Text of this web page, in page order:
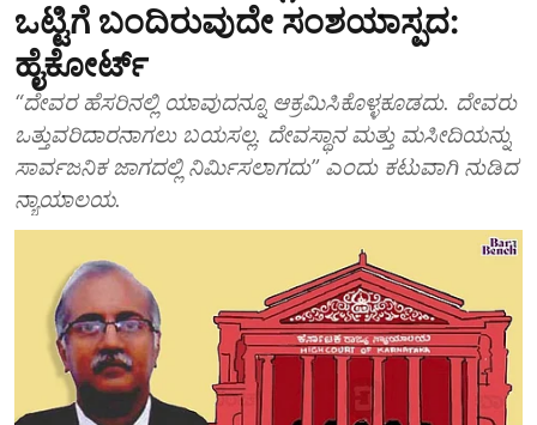
ಒಟ್ಟಿಗೆ ಬಂದಿರುವುದೇ ಸಂಶಯಾಸ್ಪದ:
ಹೈಕೋರ್ಟ್‌
“ದೇವರ ಹೆಸರಿನಲ್ಲಿ ಯಾವುದನ್ನೂ ಆಕ್ರಮಿಸಿಕೊಳ್ಳಕೂಡದು. ದೇವರು
ಒತ್ತುವರಿದಾರನಾಗಲು ಬಯಸಲ್ಲ. ದೇವಸ್ಥಾನ ಮತ್ತು ಮಸೀದಿಯನ್ನು
ಸಾರ್ವಜನಿಕ ಜಾಗದಲ್ಲಿ ನಿರ್ಮಿಸಲಾಗದು” ಎಂದು ಕಟುವಾಗಿ ನುಡಿದ
ನ್ಯಾಯಾಲಯ.